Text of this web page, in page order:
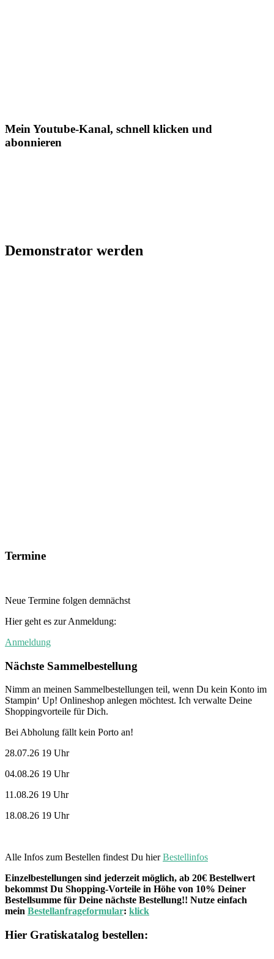
Mein Youtube-Kanal, schnell klicken und
abonnieren
Demonstrator werden
Termine
Neue Termine folgen demnächst
Hier geht es zur Anmeldung:
Anmeldung
Nächste Sammelbestellung
Nimm an meinen Sammelbestellungen teil, wenn Du kein Konto im
Stampin‘ Up! Onlineshop anlegen möchtest. Ich verwalte Deine
Shoppingvorteile für Dich.
Bei Abholung fällt kein Porto an!
28.07.26 19 Uhr
04.08.26 19 Uhr
11.08.26 19 Uhr
18.08.26 19 Uhr
Alle Infos zum Bestellen findest Du hierBestellinfos
Einzelbestellungen sind jederzeit möglich, ab 20€ Bestellwert
bekommst Du Shopping-Vorteile in Höhe von 10% Deiner
Bestellsumme für Deine nächste Bestellung!! Nutze einfach
mein Bestellanfrageformular: klick
Hier Gratiskatalog bestellen: